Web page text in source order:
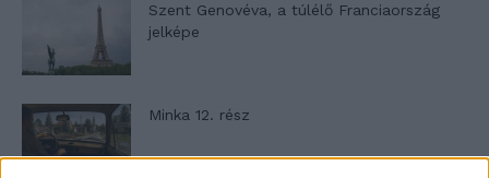
Szent Genovéva, a túlélő Franciaország
jelképe
Minka 12. rész